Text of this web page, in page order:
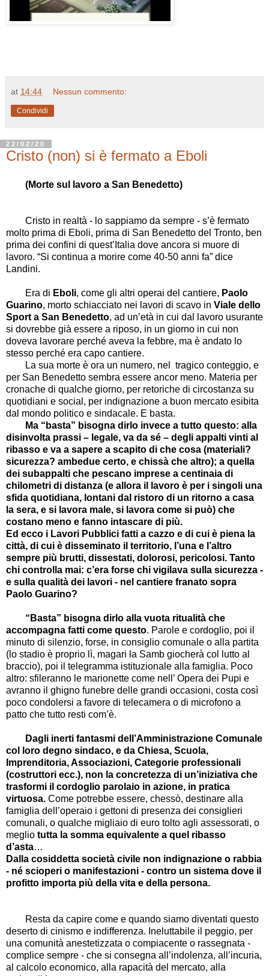
at 14:44 Nessun commento:
Condividi
22/02/20
Cristo (non) si è fermato a Eboli
(Morte sul lavoro a San Benedetto)
Cristo in realtà - lo sappiamo da sempre - s’è fermato
molto prima di Eboli, prima di San Benedetto del Tronto, ben
prima dei confini di quest’Italia dove ancora si muore di
lavoro. “Si continua a morire come 40-50 anni fa” dice
Landini.
Era di Eboli, come gli altri operai del cantiere, Paolo
Guarino, morto schiacciato nei lavori di scavo in Viale dello
Sport a San Benedetto, ad un’età in cui dal lavoro usurante
si dovrebbe già essere a riposo, in un giorno in cui non
doveva lavorare perché aveva la febbre, ma è andato lo
stesso perché era capo cantiere.
La sua morte è ora un numero, nel tragico conteggio, e
per San Benedetto sembra essere ancor meno. Materia per
cronache di qualche giorno, per retoriche di circostanza su
quotidiani e social, per indignazione a buon mercato esibita
dal mondo politico e sindacale. E basta.
Ma “basta” bisogna dirlo invece a tutto questo: alla
disinvolta prassi – legale, va da sé – degli appalti vinti al
ribasso e va a sapere a scapito di che cosa (materiali?
sicurezza? ambedue certo, e chissà che altro); a quella
dei subappalti che pescano imprese a centinaia di
chilometri di distanza (e allora il lavoro è per i singoli una
sfida quotidiana, lontani dal ristoro di un ritorno a casa
la sera, e si lavora male, si lavora come si può) che
costano meno e fanno intascare di più.
Ed ecco i Lavori Pubblici fatti a cazzo e di cui è piena la
città, di cui è disseminato il territorio, l’una e l’altro
sempre più brutti, dissestati, dolorosi, pericolosi. Tanto
chi controlla mai: c’era forse chi vigilava sulla sicurezza -
e sulla qualità dei lavori - nel cantiere franato sopra
Paolo Guarino?
“Basta” bisogna dirlo alla vuota ritualità che
accompagna fatti come questo. Parole e cordoglio, poi il
minuto di silenzio, forse, in consiglio comunale o alla partita
(lo stadio è proprio lì, magari la Samb giocherà col lutto al
braccio), poi il telegramma istituzionale alla famiglia. Poco
altro: sfileranno le marionette come nell’ Opera dei Pupi e
avranno il ghigno funebre delle grandi occasioni, costa così
poco condolersi a favore di telecamera o di microfono a
patto che tutto resti com’è.
Dagli inerti fantasmi dell’Amministrazione Comunale
col loro degno sindaco, e da Chiesa, Scuola,
Imprenditoria, Associazioni, Categorie professionali
(costruttori ecc.), non la concretezza di un’iniziativa che
trasformi il cordoglio parolaio in azione, in pratica
virtuosa. Come potrebbe essere, chessò, destinare alla
famiglia dell’operaio i gettoni di presenza dei consiglieri
comunali, o qualche migliaio di euro tolto agli assessorati, o
meglio tutta la somma equivalente a quel ribasso
d’asta…
Dalla cosiddetta società civile non indignazione o rabbia
- né scioperi o manifestazioni - contro un sistema dove il
profitto importa più della vita e della persona.
Resta da capire come e quando siamo diventati questo
deserto di cinismo e indifferenza. Ineluttabile il peggio, per
una comunità anestetizzata o compiacente o rassegnata -
complice sempre - che si consegna all’indolenza, all’incuria,
al calcolo economico, alla rapacità del mercato, alla